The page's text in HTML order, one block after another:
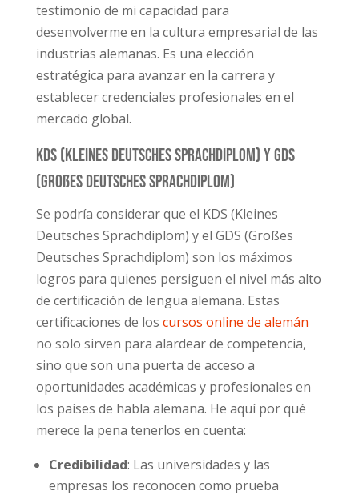
testimonio de mi capacidad para
desenvolverme en la cultura empresarial de las
industrias alemanas. Es una elección
estratégica para avanzar en la carrera y
establecer credenciales profesionales en el
mercado global.
KDS (Kleines Deutsches Sprachdiplom) y GDS
(Großes Deutsches Sprachdiplom)
Se podría considerar que el KDS (Kleines
Deutsches Sprachdiplom) y el GDS (Großes
Deutsches Sprachdiplom) son los máximos
logros para quienes persiguen el nivel más alto
de certificación de lengua alemana. Estas
certificaciones de los cursos online de alemán
no solo sirven para alardear de competencia,
sino que son una puerta de acceso a
oportunidades académicas y profesionales en
los países de habla alemana. He aquí por qué
merece la pena tenerlos en cuenta:
Credibilidad: Las universidades y las
empresas los reconocen como prueba